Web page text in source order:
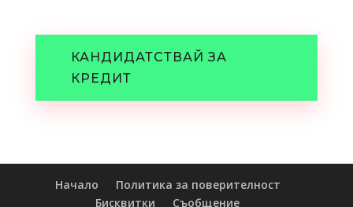
КАНДИДАТСТВАЙ ЗА
КРЕДИТ
Начало
Политика за поверителност
Бисквитки
Съобщение